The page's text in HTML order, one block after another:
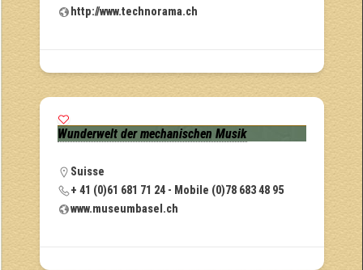
http://www.technorama.ch
Wunderwelt der mechanischen Musik
Suisse
+ 41 (0)61 681 71 24 - Mobile (0)78 683 48 95
www.museumbasel.ch